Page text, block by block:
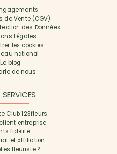
de Vente (CGV)
des Données
Légales
les cookies
national
Le blog
de nous
Club 123fleurs
entreprise
fidélité
et affiliation
fleuriste ?